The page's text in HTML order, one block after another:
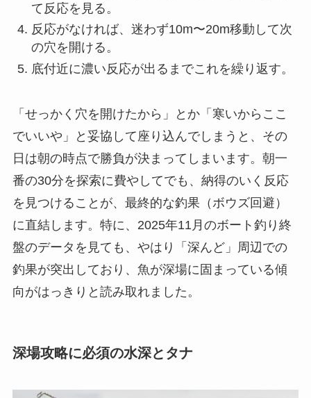
て反応を見る。
反応がなければ、迷わず10m〜20m移動して次
の穴を開ける。
底付近に濃い反応が出るまでこれを繰り返す。
「せっかく穴を開けたから」とか「寒いからここ
でいいや」と妥協して座り込んでしまうと、その
日は朝の時点で勝負が決まってしまいます。朝一
番の30分を探索に費やしてでも、納得のいく反応
を見つけることが、最終的な釣果（ボウズ回避）
に直結します。特に、2025年11月のボート釣り終
盤のデータを見ても、やはり「深んど」周辺での
釣果が突出しており、魚が深場に固まっている傾
向がはっきりと読み取れました。
深場攻略に必須の水深とタナ